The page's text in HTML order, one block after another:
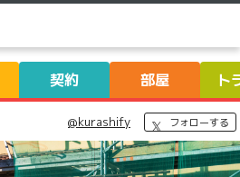
契約 部屋 ト
@kurashify フォローする